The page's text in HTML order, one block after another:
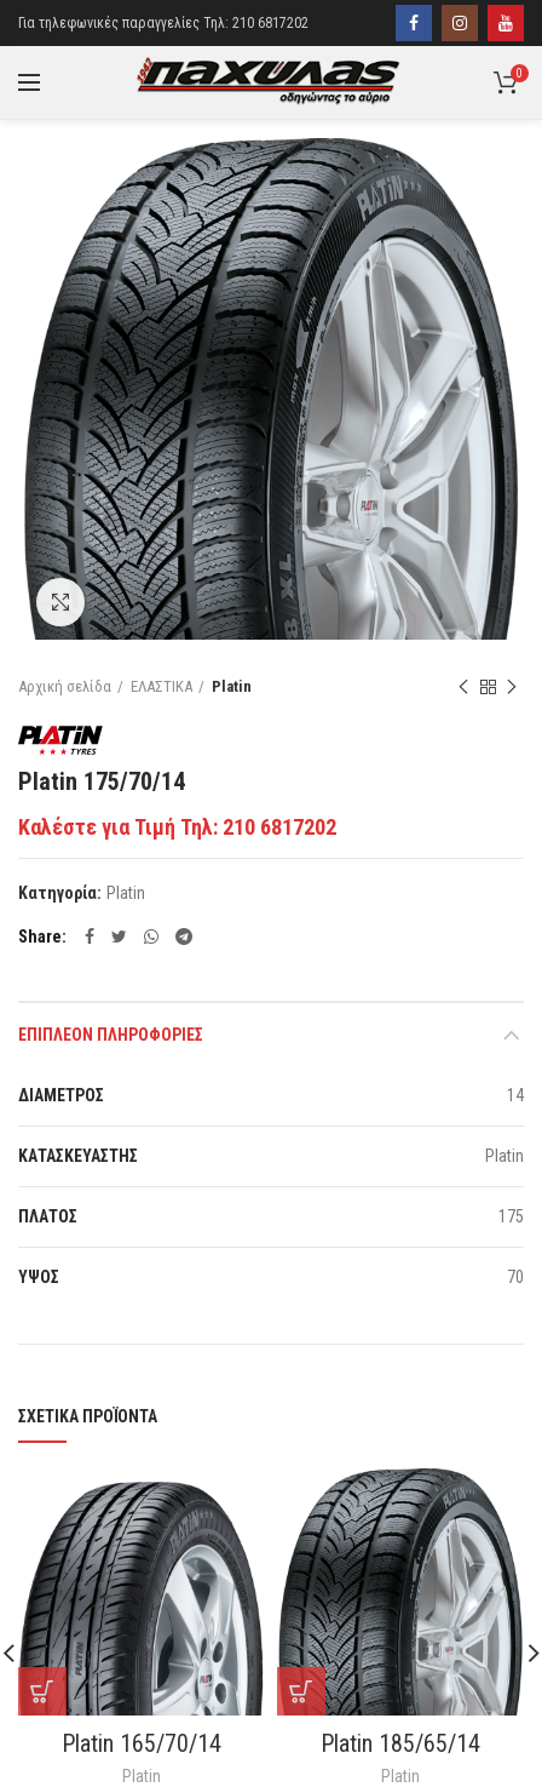
Για τηλεφωνικές παραγγελίες Τηλ: 210 6817202
0
Κάντε κλικ για μεγέθυνση
Αρχική σελίδα ΕΛΑΣΤΙΚΑ Platin
Platin 175/70/14
Καλέστε για Τιμή Τηλ: 210 6817202
Κατηγορία: Platin
Share
ΕΠΙΠΛΈΟΝ ΠΛΗΡΟΦΟΡΊΕΣ
ΔΙΑΜΕΤΡΟΣ 14
ΚΑΤΑΣΚΕΥΑΣΤΗΣ Platin
ΠΛΑΤΟΣ 175
ΥΨΟΣ 70
ΣΧΕΤΙΚΆ ΠΡΟΪΌΝΤΑ
Platin 165/70/14
Platin
Platin 185/65/14
Platin